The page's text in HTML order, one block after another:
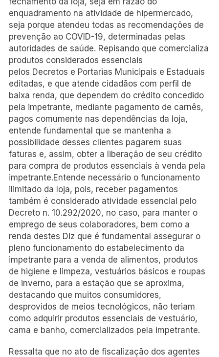
enquadramento na atividade de hipermercado,
seja porque atendeu todas as recomendações de
prevenção ao COVID-19, determinadas pelas
autoridades de saúde. Repisando que comercializa
produtos considerados essenciais
pelos Decretos e Portarias Municipais e Estaduais
editadas, e que atende cidadãos com perfil de
baixa renda, que dependem do crédito concedido
pela impetrante, mediante pagamento de carnês,
pagos comumente nas dependências da loja,
entende fundamental que se mantenha a
possibilidade desses clientes pagarem suas
faturas e, assim, obter a liberação de seu crédito
para compra de produtos essenciais à venda pela
impetrante.Entende necessário o funcionamento
ilimitado da loja, pois, receber pagamentos
também é considerado atividade essencial pelo
Decreto n. 10.292/2020, no caso, para manter o
emprego de seus colaboradores, bem como a
renda destes Diz que é fundamental assegurar o
pleno funcionamento do estabelecimento da
impetrante para a venda de alimentos, produtos
de higiene e limpeza, vestuários básicos e roupas
de inverno, para a estação que se aproxima,
destacando que muitos consumidores,
desprovidos de meios tecnológicos, não teriam
como adquirir produtos essenciais de vestuário,
cama e banho, comercializados pela impetrante.
Ressalta que no ato de fiscalização dos agentes